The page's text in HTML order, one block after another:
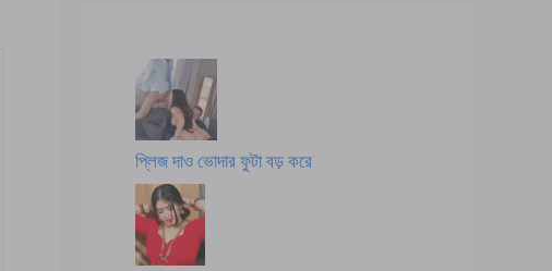
প্লিজ দাও ভোদার ফুটা বড় করে